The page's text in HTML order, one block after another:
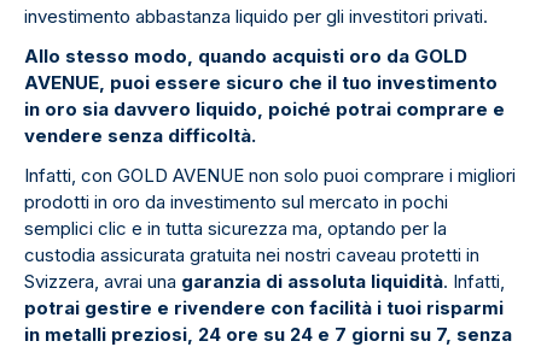
investimento abbastanza liquido per gli investitori privati.
Allo stesso modo, quando acquisti oro da GOLD
AVENUE, puoi essere sicuro che il tuo investimento
in oro sia davvero liquido, poiché potrai comprare e
vendere senza difficoltà.
Infatti, con GOLD AVENUE non solo puoi comprare i migliori
prodotti in oro da investimento sul mercato in pochi
semplici clic e in tutta sicurezza ma, optando per la
custodia assicurata gratuita nei nostri caveau protetti in
Svizzera, avrai una garanzia di assoluta liquidità. Infatti,
potrai gestire e rivendere con facilità i tuoi risparmi
in metalli preziosi, 24 ore su 24 e 7 giorni su 7, senza